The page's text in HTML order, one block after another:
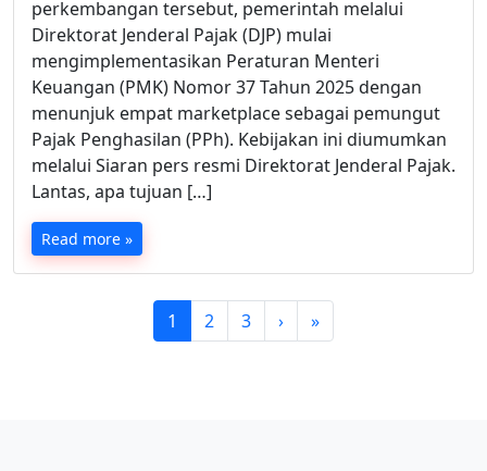
perkembangan tersebut, pemerintah melalui
Direktorat Jenderal Pajak (DJP) mulai
mengimplementasikan Peraturan Menteri
Keuangan (PMK) Nomor 37 Tahun 2025 dengan
menunjuk empat marketplace sebagai pemungut
Pajak Penghasilan (PPh). Kebijakan ini diumumkan
melalui Siaran pers resmi Direktorat Jenderal Pajak.
Lantas, apa tujuan […]
Read more »
C
u
1
P
a
2
P
a
3 › »